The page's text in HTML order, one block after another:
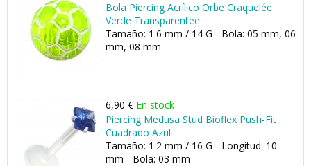
Bola Piercing Acrílico Orbe Craquelée
Verde Transparentee
Tamaño: 1.6 mm / 14 G - Bola: 05 mm, 06
mm, 08 mm
6,90 € En stock
Piercing Medusa Stud Bioflex Push-Fit
Cuadrado Azul
Tamaño: 1.2 mm / 16 G - Longitud: 10
mm - Bola: 03 mm